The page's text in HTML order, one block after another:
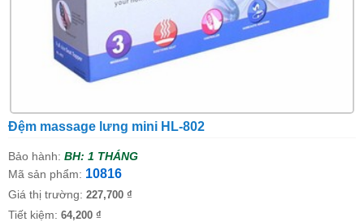
Đệm massage lưng mini HL-802
Bảo hành: BH: 1 THÁNG
Mã sản phẩm: 10816
Giá thị trường: 227,700 ₫
Tiết kiệm: 64,200 ₫